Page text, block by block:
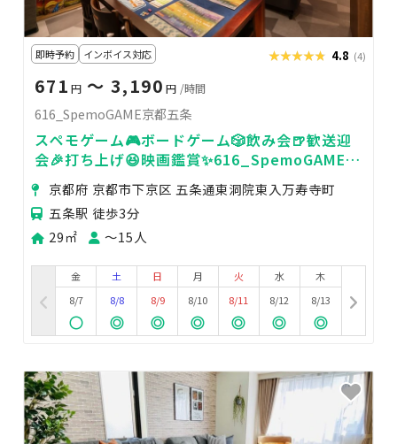
即時予約 インボイス対応 ★★★★★
★★★★★ 4.8 (4)
671 円 〜 3,190 円 /時間
616_SpemoGAME京都五条
スペモゲーム🎮ボードゲーム🎲飲み会🍺歓送迎
会🎉打ち上げ😆映画鑑賞✨616_SpemoGAME京
都五条
京都府 京都市下京区 五条通東洞院東入万寿寺町
五条駅 徒歩3分
29㎡
〜15人
金
8/7
土
8/8
日
8/9
月
8/10
火
8/11
水
8/12
木
8/13